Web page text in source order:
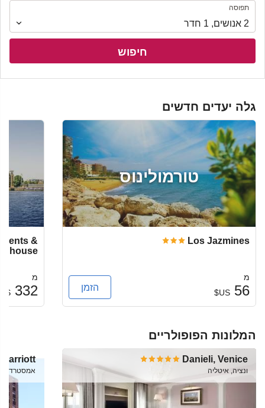
תפוסה
תפוסה
2 אנושים 1 חדר
חיפוש
גלה יעדים חדשים
טורמולינוס
Los Jazmines
מ
56
US$ הזמן
&
מ
332
המלונות הפופולריים
Danieli, Venice
ונציה, איטליה אמסטרדם, Netherlands